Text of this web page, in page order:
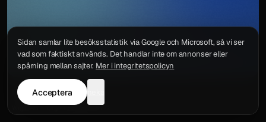
IntegritetspolicyKontakt
Sidan samlar lite besöksstatistik via Google och Microsoft, så vi ser
vad som faktiskt används. Det handlar inte om annonser eller
spårning mellan sajter. Mer i integritetspolicyn
Acceptera neka